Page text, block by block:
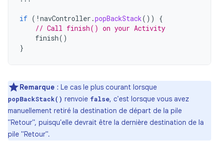
if ( ! navController .popBackStack())
{
// Call finish() on your Activity
finish()
}
Remarque : Le cas le plus courant lorsque
popBackStack() renvoie false, c'est lorsque vous avez
manuellement retiré la destination de départ de la pile
"Retour", puisqu'elle devrait être la dernière destination de la
pile "Retour".